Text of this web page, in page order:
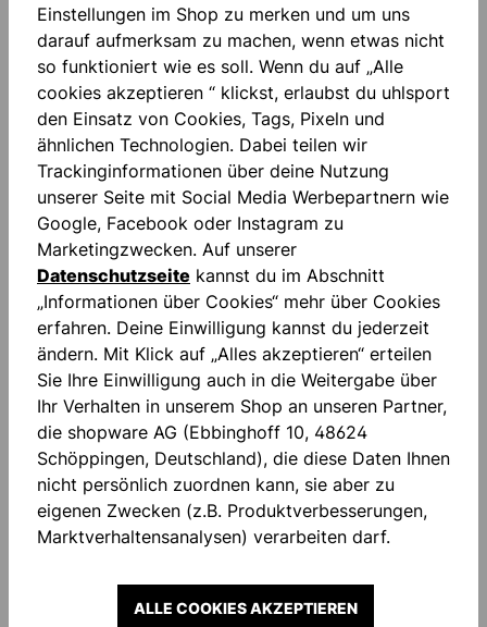
Menge
IN DEN WARENKORB
Zum Merkzettel hinzufügen
Beschreibung
"FOR THE PLANET" Seitliche Reißverschlusstaschen
Gedruckter Schriftzug Einfassband an Ärmel und
Saum Hochabschließende…Mehr
Bewertungen
Einstellungen im Shop zu merken und um uns
darauf aufmerksam zu machen, wenn etwas nicht
so funktioniert wie es soll. Wenn du auf „Alle
cookies akzeptieren “ klickst, erlaubst du uhlsport
den Einsatz von Cookies, Tags, Pixeln und
ähnlichen Technologien. Dabei teilen wir
Trackinginformationen über deine Nutzung
unserer Seite mit Social Media Werbepartnern wie
Google, Facebook oder Instagram zu
Marketingzwecken. Auf unserer
Datenschutzseite kannst du im Abschnitt
„Informationen über Cookies“ mehr über Cookies
erfahren. Deine Einwilligung kannst du jederzeit
ändern. Mit Klick auf „Alles akzeptieren“ erteilen
Sie Ihre Einwilligung auch in die Weitergabe über
Ihr Verhalten in unserem Shop an unseren Partner,
die shopware AG (Ebbinghoff 10, 48624
Schöppingen, Deutschland), die diese Daten Ihnen
nicht persönlich zuordnen kann, sie aber zu
eigenen Zwecken (z.B. Produktverbesserungen,
Marktverhaltensanalysen) verarbeiten darf.
ALLE COOKIES AKZEPTIEREN